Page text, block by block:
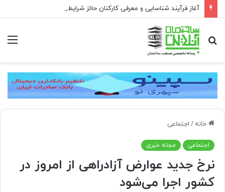
جستجو
برای
خانه / اجتماعی
اجتماعی مجله خبری
نرخ جدید عوارض آزادراهی از امروز در
کشور اجرا می‌شود